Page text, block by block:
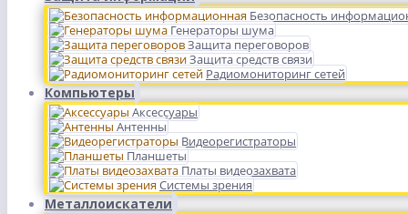
Безопасность
Генераторы шума
Защита переговоров
Защита средств связи
Радиомониторинг сетей
Компьютеры
Аксессуары
Антенны
Видеорегистраторы
Планшеты
Платы видеозахвата
Системы зрения
Металлоискатели